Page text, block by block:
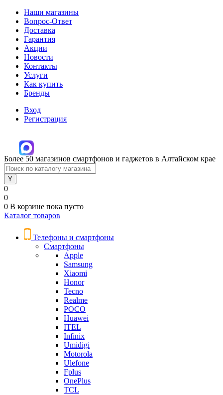
Наши магазины
Вопрос-Ответ
Доставка
Гарантия
Акции
Новости
Контакты
Услуги
Как купить
Бренды
Вход
Регистрация
Более 50 магазинов смартфонов и гаджетов в Алтайском крае
0
0
0 В корзине пока пусто
Каталог товаров
Телефоны и смартфоны
Смартфоны
Apple
Samsung
Xiaomi
Honor
Tecno
Realme
POCO
Huawei
ITEL
Infinix
Umidigi
Motorola
Ulefone
Fplus
OnePlus
TCL